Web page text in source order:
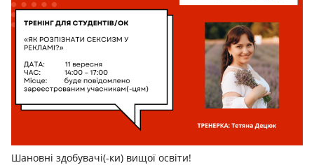
Шановні здобувачі(-ки) вищої освіти!